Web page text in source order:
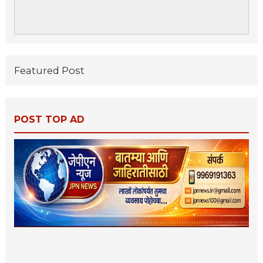
Featured Post
POST TOP AD